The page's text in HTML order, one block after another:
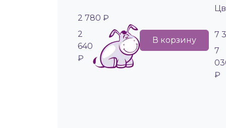
2 780 ₽
2
640
₽
В корзину
7
7
₽